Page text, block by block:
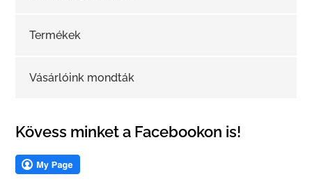
Termékek
Vásárlóink mondták
Kövess minket a Facebookon is!